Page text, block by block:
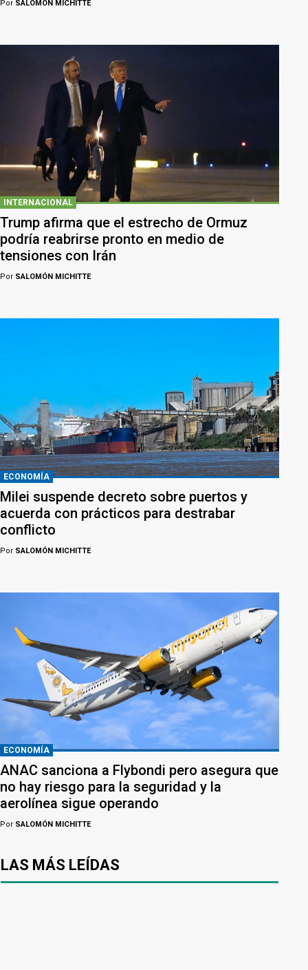
Por SALOMÓN MICHITTE
INTERNACIONAL
Trump afirma que el estrecho de Ormuz
podría reabrirse pronto en medio de
tensiones con Irán
Por SALOMÓN MICHITTE
ECONOMÍA
Milei suspende decreto sobre puertos y
acuerda con prácticos para destrabar
conflicto
Por SALOMÓN MICHITTE
ECONOMÍA
ANAC sanciona a Flybondi pero asegura que
no hay riesgo para la seguridad y la
aerolínea sigue operando
Por SALOMÓN MICHITTE
LAS MÁS LEÍDAS